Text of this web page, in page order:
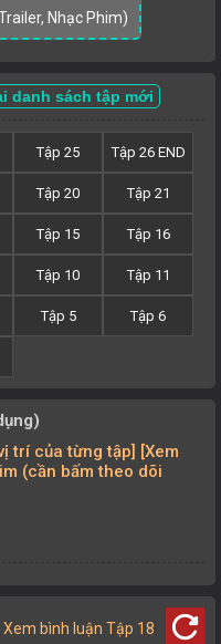
Nhạc Phim)
danh sách tập mới
Tập 26 END
Tập 25
Tập 21
Tập 20
Tập 16
Tập 15
Tập 11
Tập 10
Tập 6
Tập 5
trí của từng tập] [Xem
(cần bấm theo dõi
Xem bình luận Tập 18 refresh